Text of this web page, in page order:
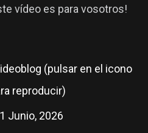
vídeo es para vosotros!
(pulsar en el icono
reproducir)
Junio, 2026